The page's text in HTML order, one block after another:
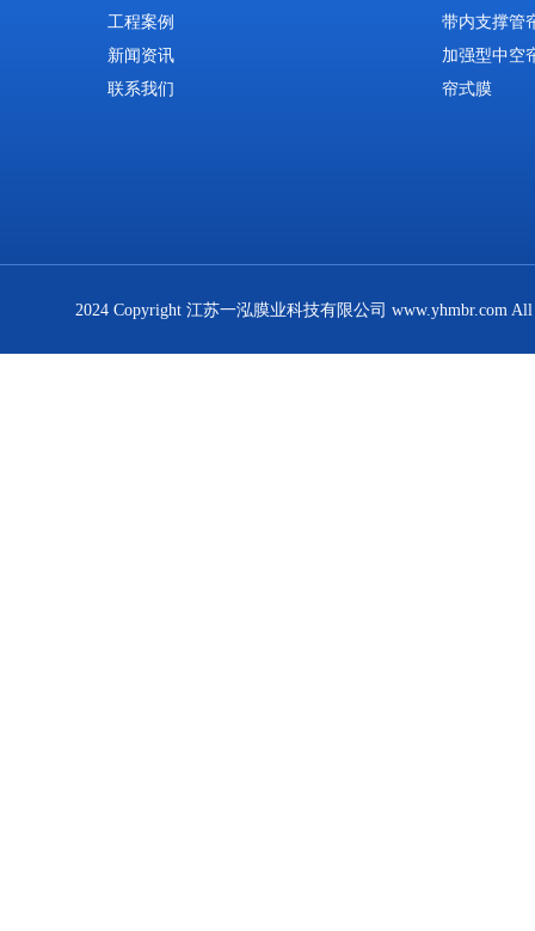
工程案例
新闻资讯
联系我们
带内支撑管
加强型中空
帘式膜
2024 Copyright 江苏一泓膜业科技有限公司 www.yhmbr.com